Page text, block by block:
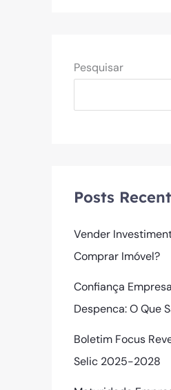
Pesquisar
Posts
Vender
Comprar Imóvel?
Confiança
Despenca: O Que
Boletim Focus
Selic 2025-2028